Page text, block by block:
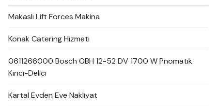
Makaslı Lift Forces Makina
Konak Catering Hizmeti
0611266000 Bosch GBH 12-52 DV 1700 W Pnömatik
Kırıcı-Delici
Kartal Evden Eve Nakliyat